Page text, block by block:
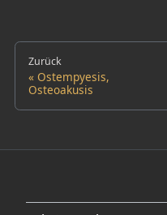
Zurück
Ostempyesis,
Osteoakusis